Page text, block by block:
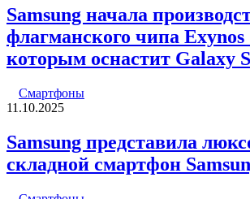
Samsung начала
флагманского чипа Exynos
которым оснастит Galaxy
Смартфоны
11.10.2025
Samsung представила
складной смартфон